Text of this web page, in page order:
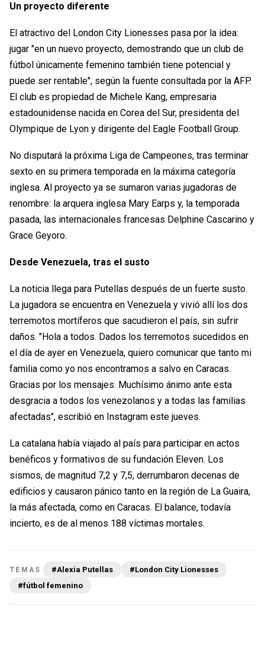
Un proyecto diferente
El atractivo del London City Lionesses pasa por la idea:
jugar "en un nuevo proyecto, demostrando que un club de
fútbol únicamente femenino también tiene potencial y
puede ser rentable", según la fuente consultada por la AFP.
El club es propiedad de Michele Kang, empresaria
estadounidense nacida en Corea del Sur, presidenta del
Olympique de Lyon y dirigente del Eagle Football Group.
No disputará la próxima Liga de Campeones, tras terminar
sexto en su primera temporada en la máxima categoría
inglesa. Al proyecto ya se sumaron varias jugadoras de
renombre: la arquera inglesa Mary Earps y, la temporada
pasada, las internacionales francesas Delphine Cascarino y
Grace Geyoro.
Desde Venezuela, tras el susto
La noticia llega para Putellas después de un fuerte susto.
La jugadora se encuentra en Venezuela y vivió allí los dos
terremotos mortíferos que sacudieron el país, sin sufrir
daños. "Hola a todos. Dados los terremotos sucedidos en
el día de ayer en Venezuela, quiero comunicar que tanto mi
familia como yo nos encontramos a salvo en Caracas.
Gracias por los mensajes. Muchísimo ánimo ante esta
desgracia a todos los venezolanos y a todas las familias
afectadas", escribió en Instagram este jueves.
La catalana había viajado al país para participar en actos
benéficos y formativos de su fundación Eleven. Los
sismos, de magnitud 7,2 y 7,5, derrumbaron decenas de
edificios y causaron pánico tanto en la región de La Guaira,
la más afectada, como en Caracas. El balance, todavía
incierto, es de al menos 188 víctimas mortales.
TEMAS #Alexia Putellas
#London City Lionesses
#fútbol femenino